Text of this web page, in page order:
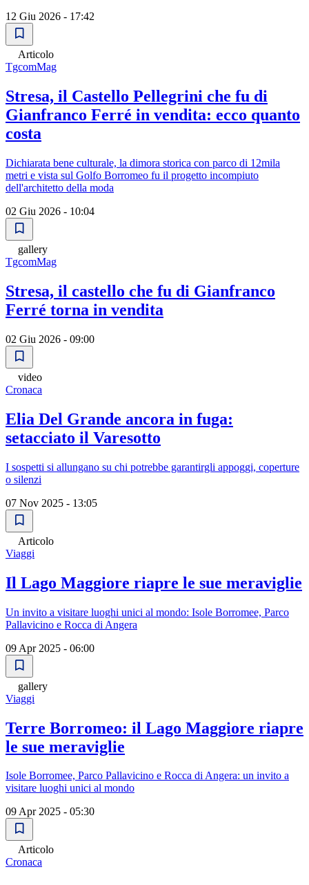
12 Giu 2026 - 17:42
Articolo
TgcomMag
Stresa, il Castello Pellegrini che fu di
Gianfranco Ferré in vendita: ecco quanto
costa
Dichiarata bene culturale, la dimora storica con parco di 12mila
metri e vista sul Golfo Borromeo fu il progetto incompiuto
dell'architetto della moda
02 Giu 2026 - 10:04
gallery
TgcomMag
Stresa, il castello che fu di Gianfranco
Ferré torna in vendita
02 Giu 2026 - 09:00
video
Cronaca
Elia Del Grande ancora in fuga:
setacciato il Varesotto
I sospetti si allungano su chi potrebbe garantirgli appoggi, coperture
o silenzi
07 Nov 2025 - 13:05
Articolo
Viaggi
Il Lago Maggiore riapre le sue meraviglie
Un invito a visitare luoghi unici al mondo: Isole Borromee, Parco
Pallavicino e Rocca di Angera
09 Apr 2025 - 06:00
gallery
Viaggi
Terre Borromeo: il Lago Maggiore riapre
le sue meraviglie
Isole Borromee, Parco Pallavicino e Rocca di Angera: un invito a
visitare luoghi unici al mondo
09 Apr 2025 - 05:30
Articolo
Cronaca